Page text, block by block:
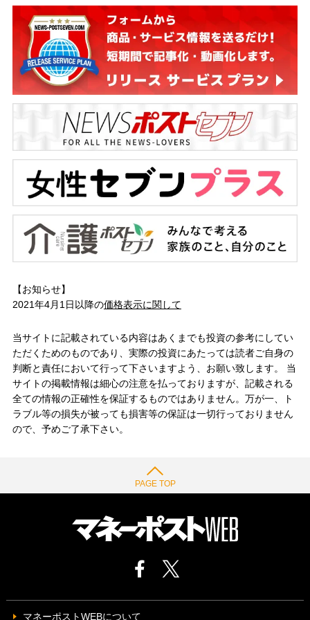
【お知らせ】
2021年4月1日以降の価格表示に関して
当サイトに記載されている内容はあくまでも投資の参考にしてい
ただくためのものであり、実際の投資にあたっては読者ご自身の
判断と責任において行って下さいますよう、お願い致します。 当
サイトの掲載情報は細心の注意を払っておりますが、記載される
全ての情報の正確性を保証するものではありません。万が一、ト
ラブル等の損失が被っても損害等の保証は一切行っておりません
ので、予めご了承下さい。
PAGE TOP
マネーポストWEBについて